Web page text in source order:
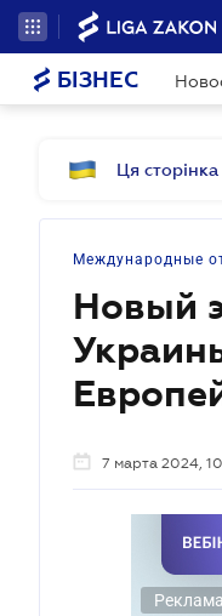
БІЗНЕС
Ця
Международные
Новый
7 марта 2024,
Реклама